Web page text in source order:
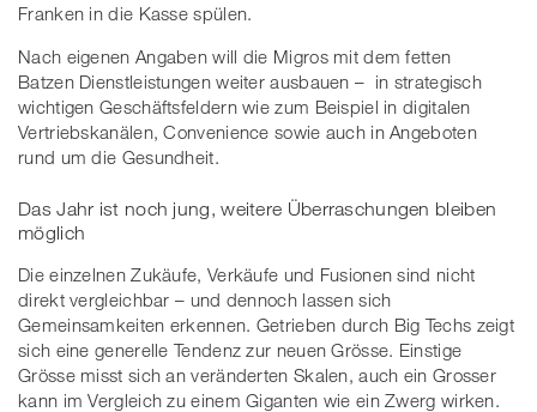
Franken in die Kasse spülen.
Nach eigenen Angaben will die Migros mit dem fetten
Batzen Dienstleistungen weiter ausbauen – in strategisch
wichtigen Geschäftsfeldern wie zum Beispiel in digitalen
Vertriebskanälen, Convenience sowie auch in Angeboten
rund um die Gesundheit.
Das Jahr ist noch jung, weitere Überraschungen bleiben
möglich
Die einzelnen Zukäufe, Verkäufe und Fusionen sind nicht
direkt vergleichbar – und dennoch lassen sich
Gemeinsamkeiten erkennen. Getrieben durch Big Techs zeigt
sich eine generelle Tendenz zur neuen Grösse. Einstige
Grösse misst sich an veränderten Skalen, auch ein Grosser
kann im Vergleich zu einem Giganten wie ein Zwerg wirken.